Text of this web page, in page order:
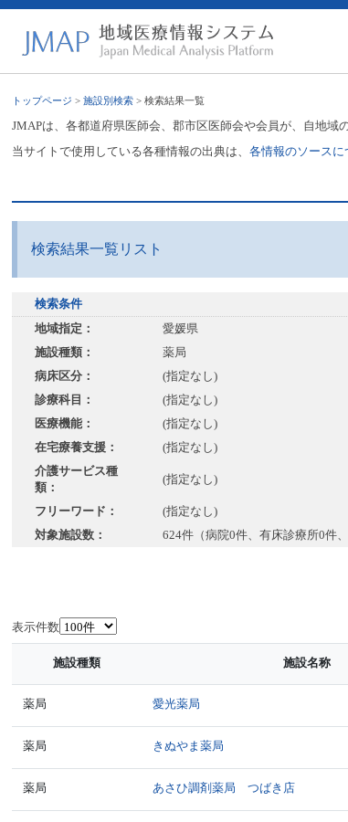
トップページ >施設別検索 > 検索結果一覧
JMAPは、各都道府県医師会、郡市区医師会や会員が、自地域
当サイトで使用している各種情報の出典は、各情報のソースに
検索結果一覧リスト
検索条件
地域指定：
愛媛県
施設種類：
薬局
病床区分：
(指定なし)
診療科目：
(指定なし)
医療機能：
(指定なし)
在宅療養支援：
(指定なし)
介護サービス種
類：
(指定なし)
フリーワード：
(指定なし)
対象施設数：
624件（病院0件、有床診療所0件
表示件数
施設種類 施設名称
薬局 愛光薬局
薬局 きぬやま薬局
薬局 あさひ調剤薬局 つばき店